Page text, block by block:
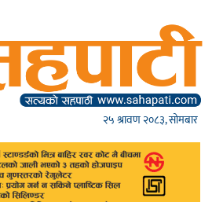
२५ श्रावण २०८३, सोमबार